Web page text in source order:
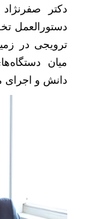
دکتر
دستورالعمل
ترویجی در
میان
دانش و اجرای